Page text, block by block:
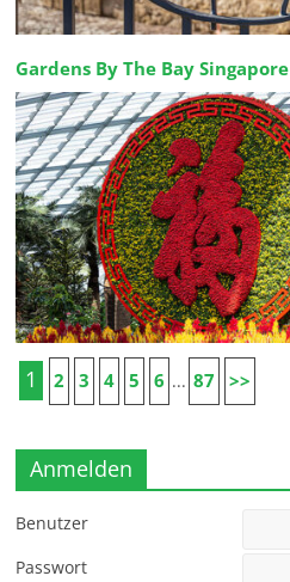
Gardens By The Bay Singapore
1 2 3 4 5 6 ... 87 >>
Anmelden
Benutzer
Passwort